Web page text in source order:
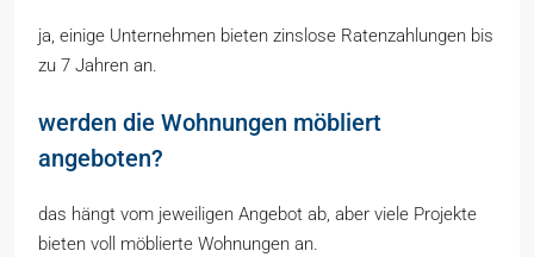
ja, einige Unternehmen bieten zinslose Ratenzahlungen bis
zu 7 Jahren an.
werden die Wohnungen möbliert
angeboten?
das hängt vom jeweiligen Angebot ab, aber viele Projekte
bieten voll möblierte Wohnungen an.